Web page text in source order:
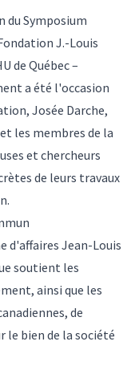
du Symposium
J.-Louis
de Québec –
a été l'occasion
Josée Darche,
les membres de la
et chercheurs
de leurs travaux
d'affaires Jean-Louis
soutient les
ainsi que les
de
le bien de la société